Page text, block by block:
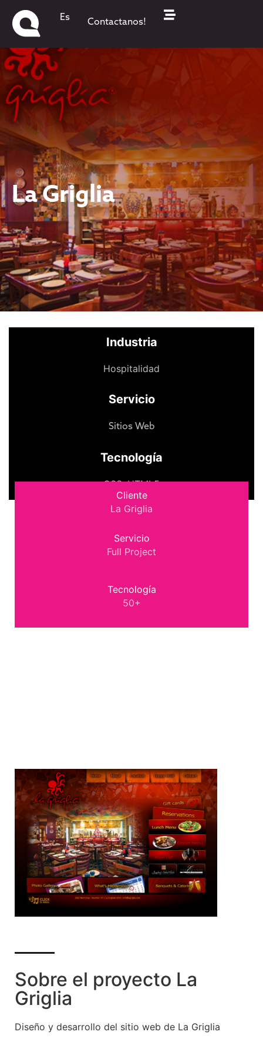
Es Contactanos!
La Griglia
Industria
Hospitalidad
Servicio
Sitios Web
Tecnología
CSS,HTML5
Cliente
La Griglia
Servicio
Full Project
Tecnología
50+
Sobre el proyecto La
Griglia
Diseño y desarrollo del sitio web de La Griglia